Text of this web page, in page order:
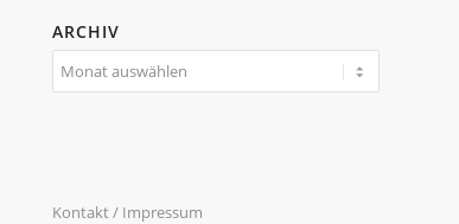
ARCHIV
Kontakt / Impressum